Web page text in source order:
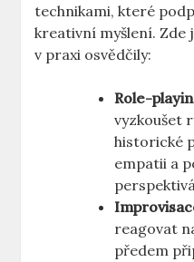
technikami, které
kreativní myšlení. Zde
v praxi osvědčily:
Role-
vyzkoušet
historické
empatii a
reagovat
předem